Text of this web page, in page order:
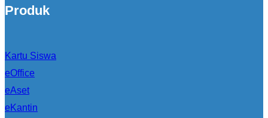
Produk
Kartu Siswa
eOffice
eAset
eKantin